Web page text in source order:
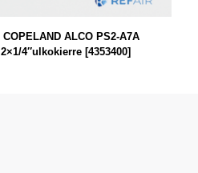
ALCO PS2-A7A
4″ulkokierre [4353400]